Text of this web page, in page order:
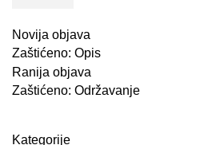
Novija objava
Zaštićeno: Opis
Ranija objava
Zaštićeno: Održavanje
Kategorije